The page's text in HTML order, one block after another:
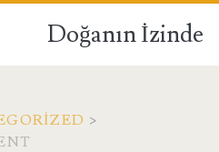
Doğanın İzinde
>